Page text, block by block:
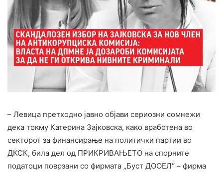
– Левица претходно јавно објави сериозни сомнежи
дека токму Катерина Зајковска, како вработена во
секторот за финансирање на политички партии во
ДКСК, била дел од ПРИКРИВАЊЕТО на спорните
податоци поврзани со фирмата „Буст ДООЕЛ“ – фирма